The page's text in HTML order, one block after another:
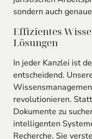
sondern auch
Effizientes
Lösungen
In jeder Kanzlei ist
entscheidend.
revolutionieren.
Dokumente zu
intelligenten
Recherche. Sie